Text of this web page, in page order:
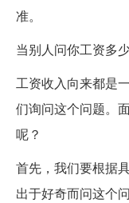
准。
当别人问你工资多
工资收入向来都是
们询问这个问题。
呢？
首先，我们要根据
出于好奇而问这个